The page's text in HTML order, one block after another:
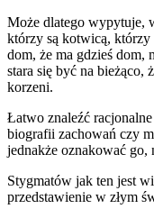
Może dlatego wypytuje,
którzy są kotwicą, którzy
dom, że ma gdzieś dom,
stara się być na bieżąco,
korzeni.
Łatwo znaleźć
biografii zachowań czy
jednakże oznakować go,
Stygmatów jak ten jest
przedstawienie w złym